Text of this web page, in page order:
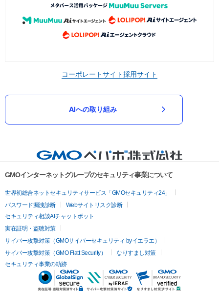
コーポレートサイト採用サイト
AIへの取り組み
GMOインターネットグループのセキュリティ事業について
世界初総合ネットセキュリティサービス「GMOセキュリティ24」
パスワード漏洩診断
Webサイトリスク診断
セキュリティ相談AIチャットボット
実在証明・盗聴対策
サイバー攻撃対策（GMOサイバーセキュリティ byイエラエ）
サイバー攻撃対策（GMO Flatt Security）
なりすまし対策
セキュリティ事業の軌跡